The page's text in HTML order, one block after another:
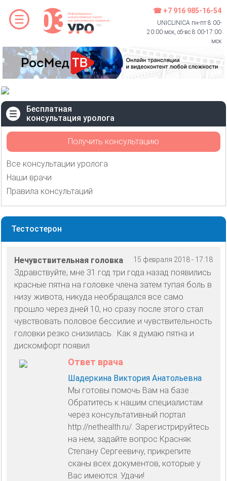
☎ +7 916 985-16-54
UNICLINICA пн-пт 8:00-
20:00 мск, сб-вс 8:00-17:00
мск
Бесплатная
консультация уролога
Получить консультацию
Все консультации уролога
Наши врачи
Правила консультаций
Тестостерон
15 февраля 2018 - 17:18
Нечувствительная головка
Здравствуйте, мне 31 год три года назад появились
красные пятна на головке члена затем тупая боль в
низу живота, никуда необращался все само
прошло через дней 10, но сразу после этого стал
чувствовать половое бессилие и чувствительность
головки резко снизилась. Как я думаю пятна и
дискомфорт появил
Ответ врача
Шадеркина Виктория Анатольевна
Мы готовы помочь Вам на базе .
Обратитесь к нашим специалистам
через консультативный портал
http://nethealth.ru/. Зарегистрируйтесь
на нем, задайте вопрос Красняк
Степану Сергеевичу, прикрепите
сканы всех документов, которые у
Вас имеются. Удачи!